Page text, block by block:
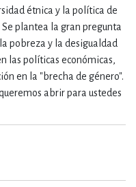
étnica y la política de
plantea la gran pregunta
pobreza y la desigualdad
las políticas económicas,
en la "brecha de género".
abrir para ustedes